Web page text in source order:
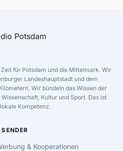
für Potsdam und die Mittelmark. Wir
Landeshauptstadt und dem
Wir bündeln das Wissen der
Kultur und Sport. Das ist
Kompetenz.
SENDER
& Kooperationen